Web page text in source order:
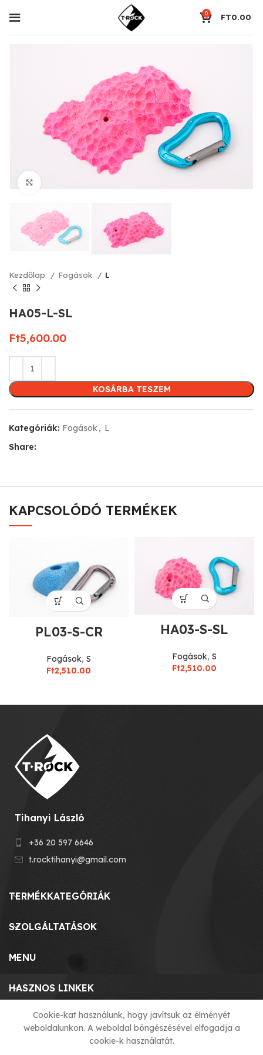
0 FT0.00
Kezdőlap Fogások L
HA05-L-SL
Ft5,600.00
KOSÁRBA TESZEM
Kategóriák: Fogások, L
Share:
KAPCSOLÓDÓ TERMÉKEK
PL03-S-CR
Fogások, S
Ft2,510.00
HA03-S-SL
Fogások, S
Ft2,510.00
Tihanyi László
+36 20 597 6646
t.rocktihanyi@gmail.com
TERMÉKKATEGÓRIÁK
SZOLGÁLTATÁSOK
MENU
HASZNOS LINKEK
© 2023 T-ROCK KFT. made by
Cookie-kat használunk, hogy javítsuk az élményét
weboldalunkon. A weboldal böngészésével elfogadja a
cookie-k használatát.